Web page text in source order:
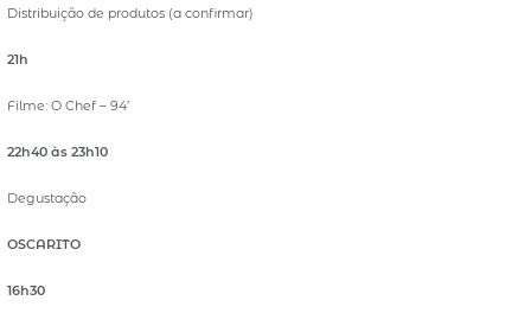
Distribuição de produtos (a confirmar)
21h
Filme: O Chef – 94’
22h40 às 23h10
Degustação
OSCARITO
16h30